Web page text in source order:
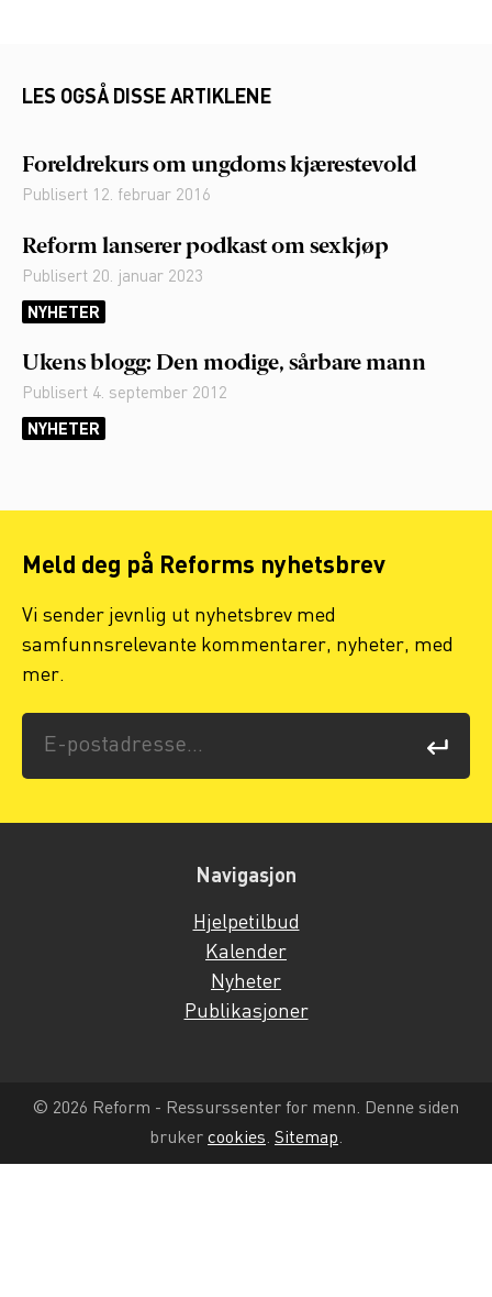
LES OGSÅ DISSE ARTIKLENE
Foreldrekurs om ungdoms kjærestevold
Publisert 12. februar 2016
Reform lanserer podkast om sexkjøp
Publisert 20. januar 2023
NYHETER
Ukens blogg: Den modige, sårbare mann
Publisert 4. september 2012
NYHETER
Meld deg på Reforms nyhetsbrev
Vi sender jevnlig ut nyhetsbrev med
samfunnsrelevante kommentarer, nyheter, med
mer.
Navigasjon
Hjelpetilbud
Kalender
Nyheter
Publikasjoner
© 2026 Reform - Ressurssenter for menn. Denne siden
brukercookies. Sitemap.